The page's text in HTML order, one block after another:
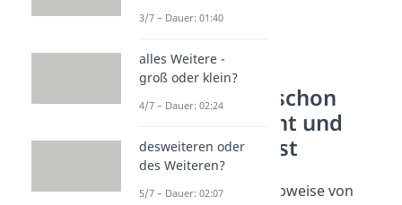
Warum du „schon
mal“ getrennt und
kleinschreibst
Dierichtige
Schreibweise von
3/7 – Dauer: 01:40
alles Weitere -
groß oder klein?
4/7 – Dauer: 02:24
desweiteren oder
des Weiteren?
5/7 – Dauer: 02:07